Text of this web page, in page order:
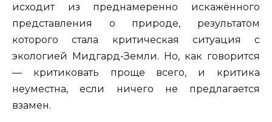
исходит из преднамеренно искажённого
представления о природе, результатом
которого стала критическая ситуация с
экологией Мидгард-Земли. Но, как говорится
— критиковать проще всего, и критика
неуместна, если ничего не предлагается
взамен.